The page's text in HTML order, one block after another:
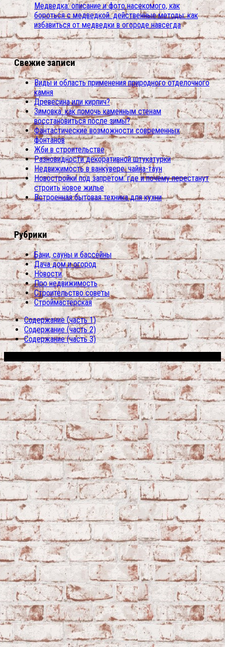
Медведка: описание и фото насекомого, как
бороться с медведкой. действенные методы: как
избавиться от медведки в огороде навсегда
Свежие записи
Виды и область применения природного отделочного
камня
Древесина или кирпич?
Зимовка: как помочь каменным стенам
восстановиться после зимы?
Фантастические возможности современных
фонтанов
Жби в строительстве
Разновидности декоративной штукатурки
Недвижимость в ванкувере: чайна-таун
Новостройки под запретом: где и почему перестанут
строить новое жилье
Встроенная бытовая техника для кухни
Рубрики
Бани, сауны и бассейны
Дача дом и огород
Новости
Про недвижимость
Строительство советы
Строймастерская
Содержание (часть 1)
Содержание (часть 2)
Содержание (часть 3)